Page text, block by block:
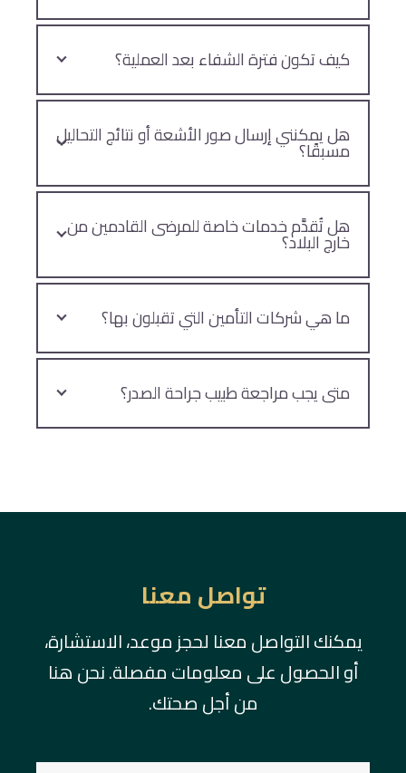
كيف تكون فترة الشفاء بعد العملية؟
هل يمكنني إرسال صور الأشعة أو نتائج التحاليل
مسبقًا؟
هل تُقدَّم خدمات خاصة للمرضى القادمين من
خارج البلاد؟
ما هي شركات التأمين التي تقبلون بها؟
متى يجب مراجعة طبيب جراحة الصدر؟
تواصل معنا
يمكنك التواصل معنا لحجز موعد، الاستشارة،
أو الحصول على معلومات مفصلة. نحن هنا
من أجل صحتك.